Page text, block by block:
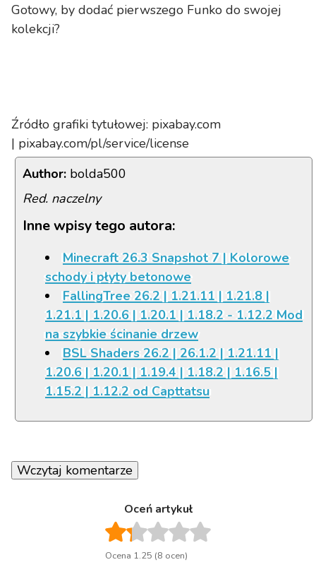
Gotowy, by dodać pierwszego Funko do swojej
kolekcji?
Źródło grafiki tytułowej: pixabay.com
| pixabay.com/pl/service/license
Author: bolda500
Red. naczelny
Inne wpisy tego autora:
Minecraft 26.3 Snapshot 7 | Kolorowe
schody i płyty betonowe
FallingTree 26.2 | 1.21.11 | 1.21.8 |
1.21.1 | 1.20.6 | 1.20.1 | 1.18.2 - 1.12.2 Mod
na szybkie ścinanie drzew
BSL Shaders 26.2 | 26.1.2 | 1.21.11 |
1.20.6 | 1.20.1 | 1.19.4 | 1.18.2 | 1.16.5 |
1.15.2 | 1.12.2 od Capttatsu
Wczytaj komentarze
Oceń artykuł
Ocena 1.25 (8 ocen)